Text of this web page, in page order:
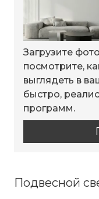
Загрузите
посмотрите,
выглядеть в
быстро,
программ.
Подвесной